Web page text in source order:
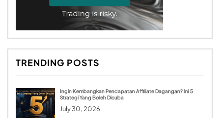
TRENDING POSTS
Ingin Kembangkan Pendapatan Affiliate Dagangan? Ini 5
Strategi Yang Boleh Dicuba
July 30, 2026